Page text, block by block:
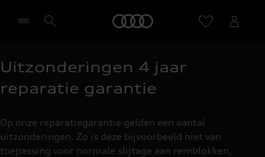
Selecteer een dealer
Uitzonderingen 4 jaar
reparatie garantie
Op onze reparatiegarantie gelden een aantal
uitzonderingen. Zo is deze bijvoorbeeld niet van
toepassing voor normale slijtage aan remblokken,